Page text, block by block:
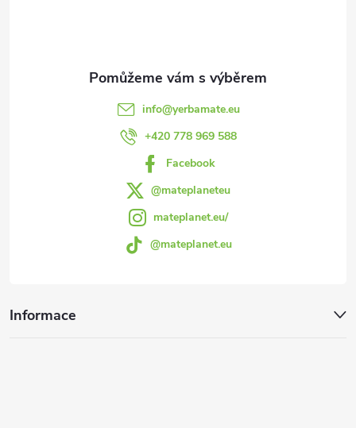
info@yerbamate.eu
+420 778 969 588
Facebook
@mateplaneteu
mateplanet.eu/
@mateplanet.eu
Informace